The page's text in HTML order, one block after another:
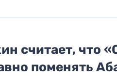
считает, что
поменять